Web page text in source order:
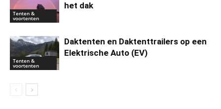
Tenten &
voortenten
het dak
Tenten &
voortenten
Daktenten en Daktenttrailers op een
Elektrische Auto (EV)